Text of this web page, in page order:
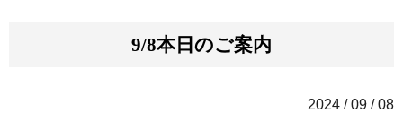
9/8本日のご案内
2024 / 09 / 08